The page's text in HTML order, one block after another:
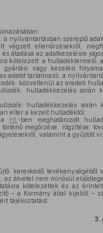
a nyilvántartásban szereplő
végzett ellenőrzésekről,
átadása az adatkezelésre
kötelezett: a hulladéktermelő,
gyártási vagy kezelési
adatot tartalmazó, a
közvetlenül az eredeti
hulladékkezelés során
hulladékkezelés során
eltér a kezelt hulladéktól;
Ht. -ben meghatározott
történő megőrzése, rögzítése,
valamint a gyűjtött
kereskedő tevékenységéből
az átvétel nem minősül
kötelezettek és az
– a Kormány által kijelölt –
tájékoztatást.
3.